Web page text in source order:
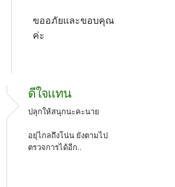
ขออภัยและขอบคุณ
ค่ะ
ดีใจแทน
ปลุกให้สนุกนะคะนาย
อยุ่ไกลถึงโน่น ยังตามไป
ตรวจการได้อีก..